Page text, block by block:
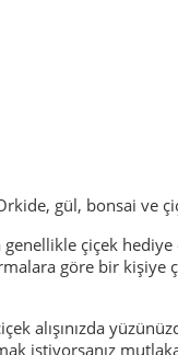
gül, bonsai ve
çiçek
göre bir
alışınızda
istiyorsanız